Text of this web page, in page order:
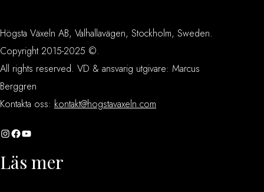
Högsta Växeln AB, Valhallavägen, Stockholm, Sweden.
Copyright 2015-2025 ©.
All rights reserved. VD & ansvarig utgivare: Marcus
Berggren
Kontakta oss: kontakt@hogstavaxeln.com
InstagramFacebook YouTube
Läs mer